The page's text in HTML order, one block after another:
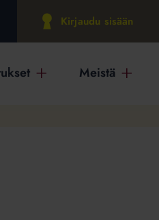
Kirjaudu sisään
Meistä